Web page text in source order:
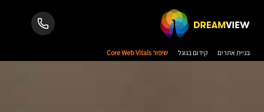
בניית אתרים קידום בגוגל שיפור Core Web Vitals